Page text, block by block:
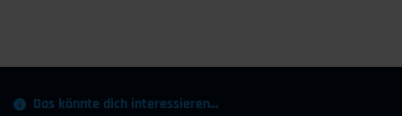
Das könnte dich interessieren…